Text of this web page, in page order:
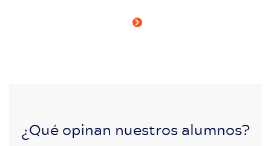
¿Qué opinan nuestros alumnos?